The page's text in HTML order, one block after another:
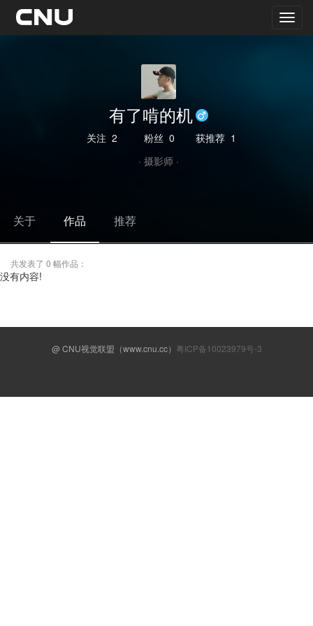
有了啃的机
关注 2 粉丝 0 获推荐 1
· 摄影师 ·
关于 作品 推荐
共发表了 0 幅作品：
没有内容!
@ CNU视觉联盟（www.cnu.cc） 粤ICP备10023979号-3